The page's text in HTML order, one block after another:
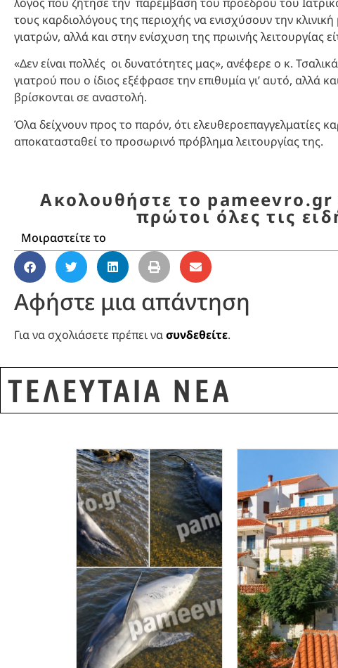
τους καρδιολόγους της περιοχής να ενισχύσουν την
γιατρών, αλλά και στην ενίσχυση της πρωινής λειτουργίας
«Δεν είναι πολλές οι δυνατότητες μας», ανέφερε ο κ.
γιατρού που ο ίδιος εξέφρασε την επιθυμία γι’ αυτό, αλλά
βρίσκονται σε αναστολή.
Όλα δείχνουν προς το παρόν, ότι ελευθεροεπαγγελματίες
αποκατασταθεί το προσωρινό πρόβλημα λειτουργίας της.
Ακολουθήστε το
πρώτοι όλες τις
Μοιραστείτε το
Αφήστε μια απάντηση
Για να σχολιάσετε πρέπει νασυνδεθείτε.
ΤΕΛΕΥΤΑΙΑ ΝΕΑ